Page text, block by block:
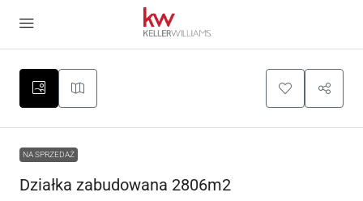
NA SPRZEDAŻ
Działka zabudowana 2806m2